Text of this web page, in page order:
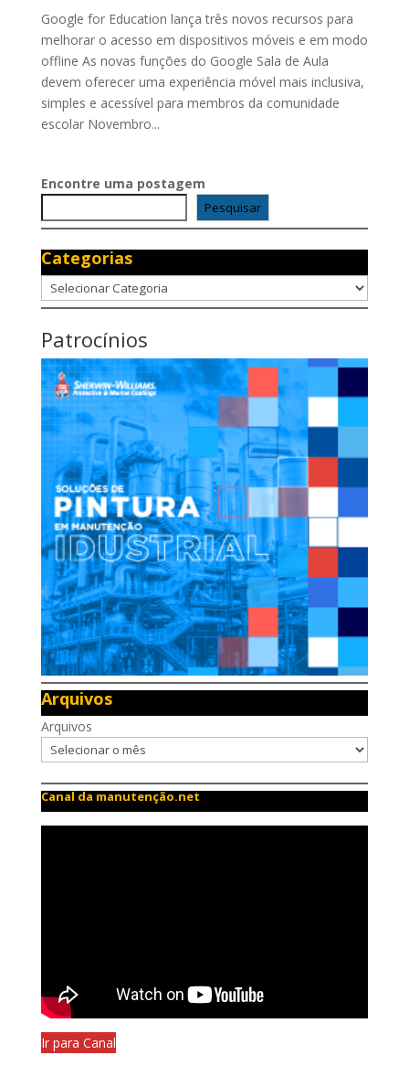
Google for Education lança três novos recursos para
melhorar o acesso em dispositivos móveis e em modo
offline As novas funções do Google Sala de Aula
devem oferecer uma experiência móvel mais inclusiva,
simples e acessível para membros da comunidade
escolar Novembro...
Encontre uma postagem
Pesquisar
Categorias
Categorias
Patrocínios
Arquivos
Arquivos
Canal da manutenção.net
Ir para Canal